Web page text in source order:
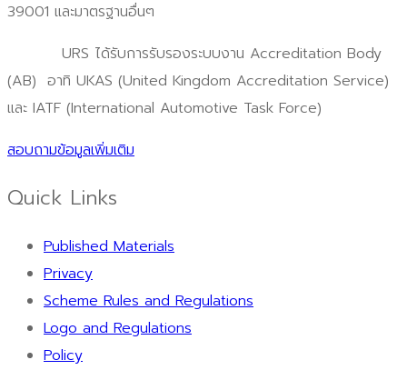
39001 และมาตรฐานอื่นๆ
URS ได้รับการรับรองระบบงาน Accreditation Body
(AB) อาทิ UKAS (United Kingdom Accreditation Service)
และ IATF (International Automotive Task Force)
สอบถามข้อมูลเพิ่มเติม
Quick Links
Published Materials
Privacy
Scheme Rules and Regulations
Logo and Regulations
Policy